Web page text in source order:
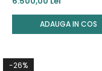
ADAUGA IN COS
-26%